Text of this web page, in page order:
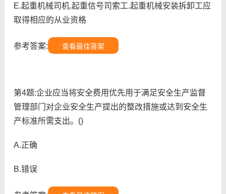
E.起重机械司机.起重信号司索工.起重机械安装拆卸工应
取得相应的从业资格
参考答案: 查看最佳答案
第4题:企业应当将安全费用优先用于满足安全生产监督
管理部门对企业安全生产提出的整改措施或达到安全生
产标准所需支出。()
A.正确
B.错误